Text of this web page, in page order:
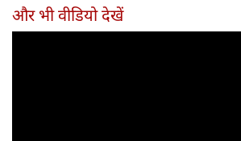
और भी वीडियो देखें